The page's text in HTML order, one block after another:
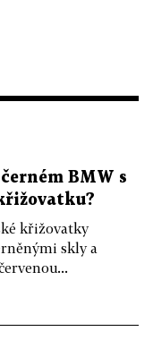
BMW s
křižovatky
skly a